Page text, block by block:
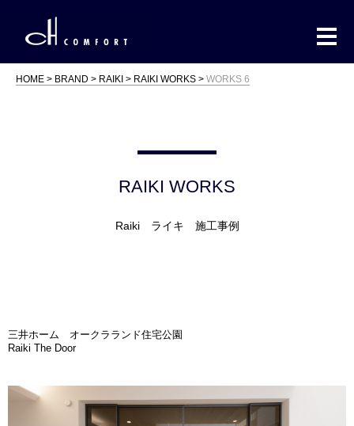
HOME BRAND RAIKI RAIKI WORKS WORKS 6
RAIKI WORKS
Raiki ライキ 施工事例
三井ホーム オークラランド住宅公園
Raiki The Door